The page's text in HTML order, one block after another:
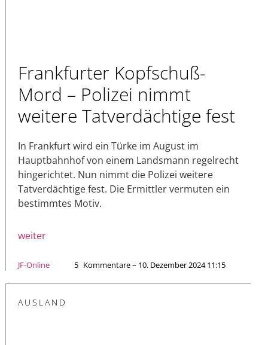
Frankfurter Kopfschuß-
Mord – Polizei nimmt
weitere Tatverdächtige fest
In Frankfurt wird ein Türke im August im
Hauptbahnhof von einem Landsmann regelrecht
hingerichtet. Nun nimmt die Polizei weitere
Tatverdächtige fest. Die Ermittler vermuten ein
bestimmtes Motiv.
weiter
JF-Online 5 Kommentare – 10. Dezember 2024 11:15
AUSLAND